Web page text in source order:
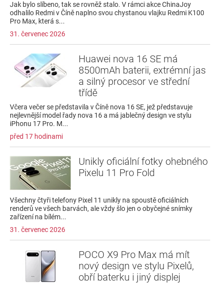
Jak bylo slíbeno, tak se rovněž stalo. V rámci akce ChinaJoy
odhalilo Redmi v Číně naplno svou chystanou vlajku Redmi K100
Pro Max, která s...
31. červenec 2026
Huawei nova 16 SE má
8500mAh baterii, extrémní jas
a silný procesor ve střední
třídě
Včera večer se představila v Číně nova 16 SE, jež představuje
nejlevnější model řady nova 16 a má jablečný design ve stylu
iPhonu 17 Pro. M...
před 17 hodinami
Unikly oficiální fotky ohebného
Pixelu 11 Pro Fold
Všechny čtyři telefony Pixel 11 unikly na spoustě oficiálních
renderů ve všech barvách, ale vždy šlo jen o obyčejné snímky
zařízení na bílém...
31. červenec 2026
POCO X9 Pro Max má mít
nový design ve stylu Pixelů,
obří baterku i jiný displej